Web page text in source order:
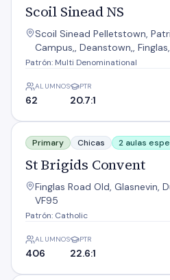
Scoil Sinead NS
Scoil Sinead Pelletstown,
Campus,, Deanstown,, Finglas,
Patrón: Multi Denominational
ALUMNOS
62
PTR
20.7:1
St Brigids Convent
Primary Chicas 2 aulas
St Brigids Convent
Finglas Road Old, Glasnevin,
VF95
Patrón: Catholic
ALUMNOS
406
PTR
22.6:1